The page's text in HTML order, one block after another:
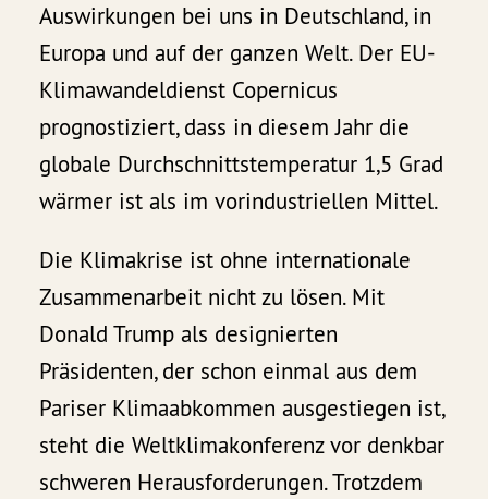
Auswirkungen bei uns in Deutschland, in
Europa und auf der ganzen Welt. Der EU-
Klimawandeldienst Copernicus
prognostiziert, dass in diesem Jahr die
globale Durchschnittstemperatur 1,5 Grad
wärmer ist als im vorindustriellen Mittel.
Die Klimakrise ist ohne internationale
Zusammenarbeit nicht zu lösen. Mit
Donald Trump als designierten
Präsidenten, der schon einmal aus dem
Pariser Klimaabkommen ausgestiegen ist,
steht die Weltklimakonferenz vor denkbar
schweren Herausforderungen. Trotzdem